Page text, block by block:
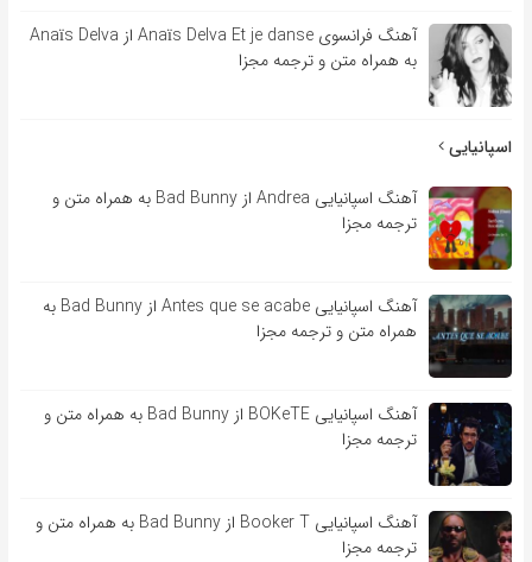
آهنگ فرانسوی Anaïs Delva Et je danse از Anaïs Delva
به همراه متن و ترجمه مجزا
اسپانیایی
آهنگ اسپانیایی Andrea از Bad Bunny به همراه متن و
ترجمه مجزا
آهنگ اسپانیایی Antes que se acabe از Bad Bunny به
همراه متن و ترجمه مجزا
آهنگ اسپانیایی BOKeTE از Bad Bunny به همراه متن و
ترجمه مجزا
آهنگ اسپانیایی Booker T از Bad Bunny به همراه متن و
ترجمه مجزا